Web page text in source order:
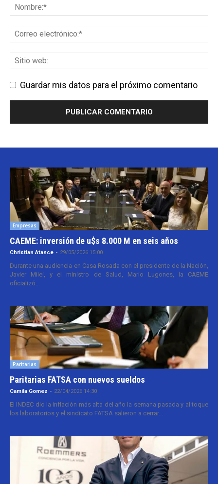
Guardar mis datos para el próximo comentario
Empresas
CAEME: inversión de u$s 8.000 M en seis años
Christian Atance - 29/05/2026 15:00
Durante una audiencia en Casa Rosada con el presidente de la Nación,
Javier Milei, y el ministro de Salud, Mario Lugones, la CAEME
oficializó...
Paritarias
Paritarias FATSA con nuevos sueldos
Camila Gomez - 22/04/2026 14:30
El INDEC dio la inflación más alta del año la semana pasada y al toque
los laboratorios y el sindicato FATSA salieron a cerrar...